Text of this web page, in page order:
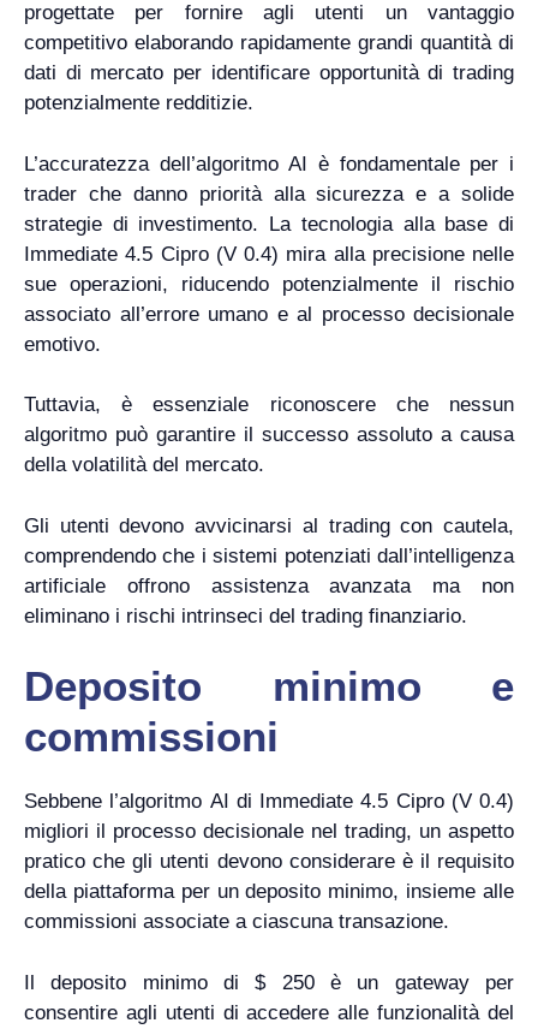
progettate per fornire agli utenti un vantaggio
competitivo elaborando rapidamente grandi quantità di
dati di mercato per identificare opportunità di trading
potenzialmente redditizie.
L’accuratezza dell’algoritmo AI è fondamentale per i
trader che danno priorità alla sicurezza e a solide
strategie di investimento. La tecnologia alla base di
Immediate 4.5 Cipro (V 0.4) mira alla precisione nelle
sue operazioni, riducendo potenzialmente il rischio
associato all’errore umano e al processo decisionale
emotivo.
Tuttavia, è essenziale riconoscere che nessun
algoritmo può garantire il successo assoluto a causa
della volatilità del mercato.
Gli utenti devono avvicinarsi al trading con cautela,
comprendendo che i sistemi potenziati dall’intelligenza
artificiale offrono assistenza avanzata ma non
eliminano i rischi intrinseci del trading finanziario.
Deposito minimo e
commissioni
Sebbene l’algoritmo AI di Immediate 4.5 Cipro (V 0.4)
migliori il processo decisionale nel trading, un aspetto
pratico che gli utenti devono considerare è il requisito
della piattaforma per un deposito minimo, insieme alle
commissioni associate a ciascuna transazione.
Il deposito minimo di $ 250 è un gateway per
consentire agli utenti di accedere alle funzionalità del